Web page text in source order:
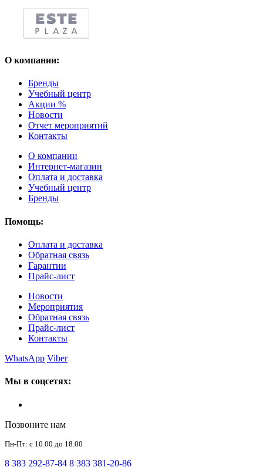
О компании:
Бренды
Учебный центр
Акции %
Новости
Отчет мероприятий
Контакты
О компании
Интернет-магазин
Оплата и доставка
Учебный центр
Бренды
Помощь:
Оплата и доставка
Обратная связь
Гарантии
Прайс-лист
Новости
Мероприятия
Обратная связь
Прайс-лист
Контакты
WhatsApp Viber
Мы в соцсетях:
Позвоните нам
Пн-Пт: с 10.00 до 18.00
8 383 292-87-84 8 383 381-20-86